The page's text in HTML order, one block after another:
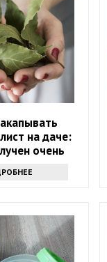
на даче:
очень
результат